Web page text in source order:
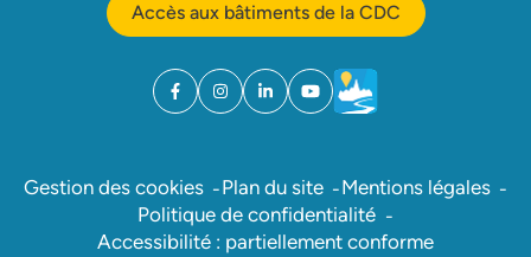
Accès aux bâtiments de la CDC
Facebook
(ouverture dans un nouvel onglet)
Instagram
(ouverture dans un nouvel onglet)
Linkedin
(ouverture dans un nouvel onglet)
YouTube
(ouverture dans un nouvel
Météo
(ouverture dans un
Gestion des cookies Plan du site
Mentions légales
Politique de confidentialité
Accessibilité : partiellement conforme